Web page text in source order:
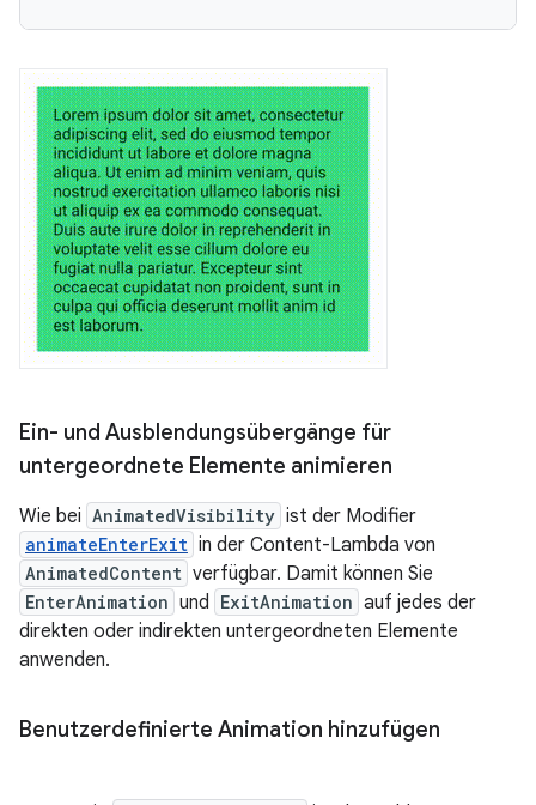
Ein- und Ausblendungsübergänge für
untergeordnete Elemente animieren
Wie bei AnimatedVisibility ist der Modifier
animateEnterExit in der Content-Lambda von
AnimatedContent verfügbar. Damit können Sie
EnterAnimation und ExitAnimation auf jedes der
direkten oder indirekten untergeordneten Elemente
anwenden.
Benutzerdefinierte Animation hinzufügen